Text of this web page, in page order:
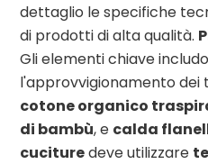
dettaglio le specifiche
di prodotti di alta qualità.
Gli elementi chiave
l'approvvigionamento dei
cotone organico
di bambù, e calda
cucituredeve utilizzare